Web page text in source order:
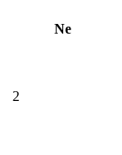
Ne
2